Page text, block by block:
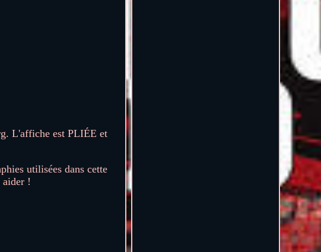
L'affiche est PLIÉE et
utilisées dans cette
aider !